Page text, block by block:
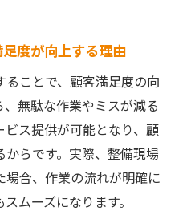
度が向上する理由
ことで、顧客満足度の向
無駄な作業やミスが減る
ス提供が可能となり、顧
らです。実際、整備現場
合、作業の流れが明確に
ムーズになります。